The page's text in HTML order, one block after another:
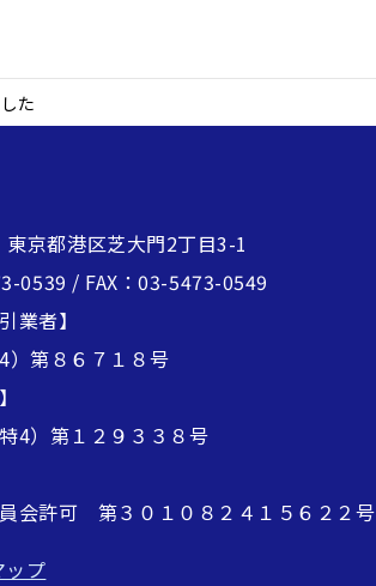
た
京都港区芝大門2丁目3-1
0539 / FAX：03-5473-0549
業者】
）第８６７１８号
4）第１２９３３８号
会許可 第３０１０８２４１５６２２号
ップ